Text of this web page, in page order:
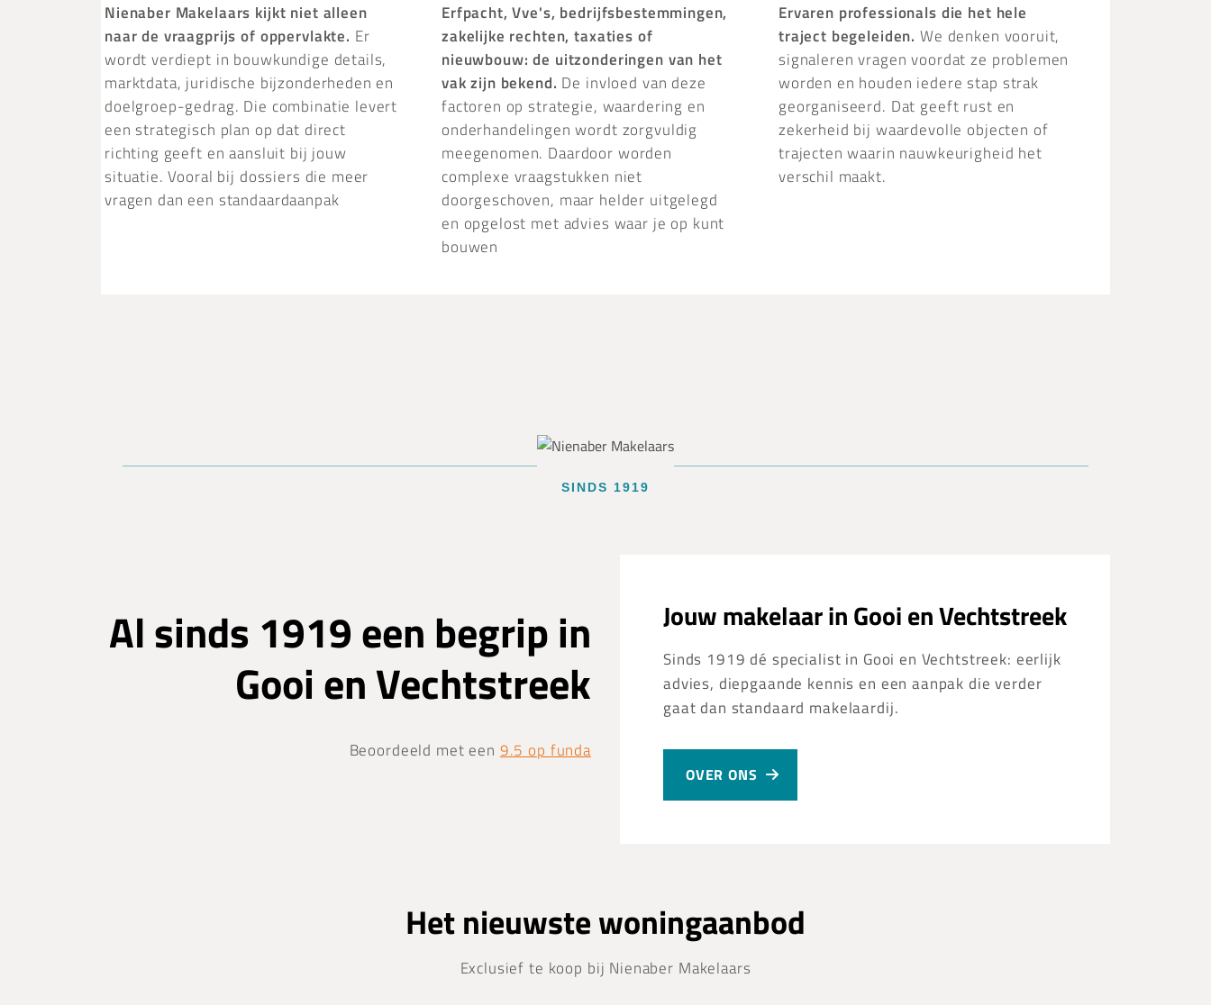
Nienaber Makelaars kijkt niet alleen
naar de vraagprijs of oppervlakte. Er
wordt verdiept in bouwkundige details,
marktdata, juridische bijzonderheden en
doelgroep-gedrag. Die combinatie levert
een strategisch plan op dat direct
richting geeft en aansluit bij jouw
situatie. Vooral bij dossiers die meer
vragen dan een standaardaanpak
Erfpacht, Vve's, bedrijfsbestemmingen,
zakelijke rechten, taxaties of
nieuwbouw: de uitzonderingen van het
vak zijn bekend. De invloed van deze
factoren op strategie, waardering en
onderhandelingen wordt zorgvuldig
meegenomen. Daardoor worden
complexe vraagstukken niet
doorgeschoven, maar helder uitgelegd
en opgelost met advies waar je op kunt
bouwen
Ervaren professionals die het hele
traject begeleiden. We denken vooruit,
signaleren vragen voordat ze problemen
worden en houden iedere stap strak
georganiseerd. Dat geeft rust en
zekerheid bij waardevolle objecten of
trajecten waarin nauwkeurigheid het
verschil maakt.
SINDS 1919
Al sinds 1919 een begrip in
Gooi en Vechtstreek
Beoordeeld met een 9.5 op funda
Jouw makelaar in Gooi en Vechtstreek
Sinds 1919 dé specialist in Gooi en Vechtstreek: eerlijk
advies, diepgaande kennis en een aanpak die verder
gaat dan standaard makelaardij.
OVER ONS
Het nieuwste woningaanbod
Exclusief te koop bij Nienaber Makelaars